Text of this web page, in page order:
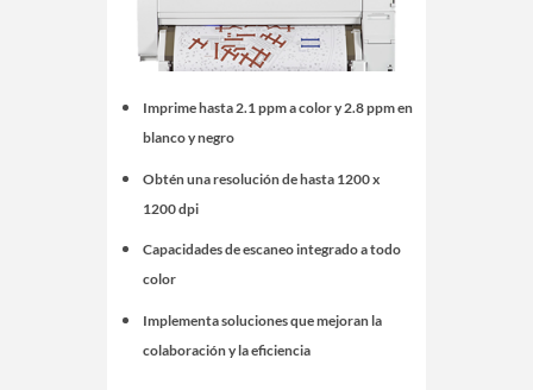
Imprime hasta 2.1 ppm a color y 2.8 ppm en
blanco y negro
Obtén una resolución de hasta 1200 x
1200 dpi
Capacidades de escaneo integrado a todo
color
Implementa soluciones que mejoran la
colaboración y la eficiencia